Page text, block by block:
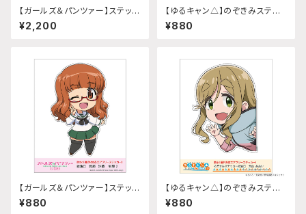
【ガールズ＆パンツァー】ステッカ
ー (くるくるクルセイダーMK lll
4人娘)A4サイズ
¥2,200
【ゆるキャン△】のぞきみステッ
カー (斉藤恵那『SEASON3』)
給油口サイズ
¥880
【ガールズ＆パンツァー】ステッカ
ー 給油口 (武部沙織 制服2)
¥880
【ゆるキャン△】のぞきみステッ
カー (犬山あおい『SEASON
3』)給油口サイズ
¥880